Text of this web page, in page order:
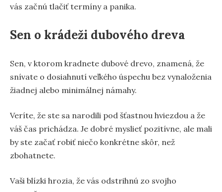
vás začnú tlačiť termíny a panika.
Sen o krádeži dubového dreva
Sen, v ktorom kradnete dubové drevo, znamená, že
snívate o dosiahnutí veľkého úspechu bez vynaloženia
žiadnej alebo minimálnej námahy.
Veríte, že ste sa narodili pod šťastnou hviezdou a že
váš čas prichádza. Je dobré myslieť pozitívne, ale mali
by ste začať robiť niečo konkrétne skôr, než
zbohatnete.
Vaši blízki hrozia, že vás odstrihnú zo svojho